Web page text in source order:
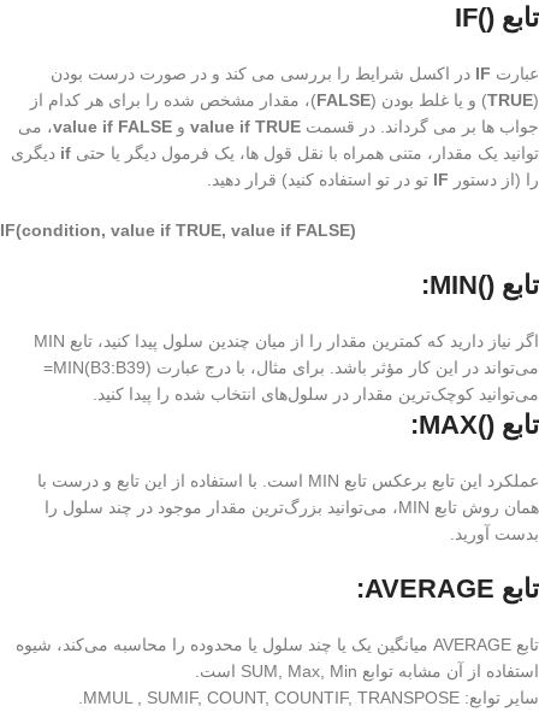
تابع ()IF
عبارت IF در اکسل شرایط را بررسی می کند و در صورت درست بودن
(
TRUE) و یا غلط بودن (FALSE)، مقدار مشخص شده را برای هر کدام از
جواب ها بر می گرداند. در قسمت value if TRUE و value if FALSE، می
توانید یک مقدار، متنی همراه با نقل قول ها، یک فرمول دیگر یا حتی if دیگری
را (از دستور IF تو در تو استفاده کنید) قرار دهید.
IF(condition, value if TRUE, value if FALSE)
تابع ()MIN:
اگر نیاز دارید که کمترین مقدار را از میان چندین سلول پیدا کنید، تابع MIN
می‌تواند در این کار مؤثر باشد. برای مثال، با درج عبارت (MIN(B3:B39=
می‌توانید کوچک‌ترین مقدار در سلول‌های انتخاب شده را پیدا کنید.
تابع ()MAX:
عملکرد این تابع برعکس تابع MIN است. با استفاده از این تابع و درست با
همان روش تابع MIN، می‌توانید بزرگ‌ترین مقدار موجود در چند سلول را
بدست آورید.
تابع AVERAGE:
تابع AVERAGE میانگین یک یا چند سلول یا محدوده را محاسبه می‌کند، شیوه
استفاده از آن مشابه توابع SUM, Max, Min است.
سایر توابع: MMUL , SUMIF, COUNT, COUNTIF, TRANSPOSE.